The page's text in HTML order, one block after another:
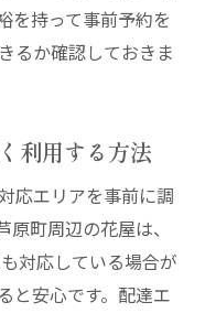
を持って事前予約を
るか確認しておきま
利用する方法
応エリアを事前に調
町周辺の花屋は、
対応している場合が
と安心です。配達エ